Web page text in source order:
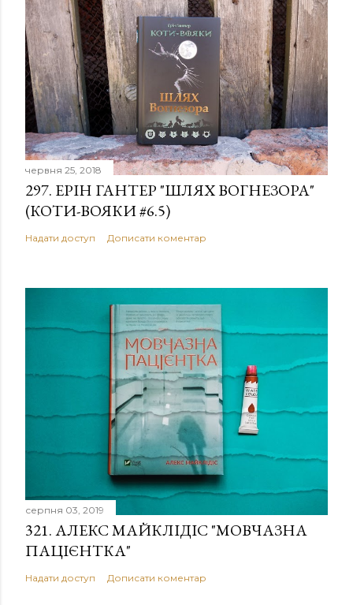
червня 25, 2018
297. ЕРІН ГАНТЕР "ШЛЯХ ВОГНЕЗОРА"
(КОТИ-ВОЯКИ #6.5)
Надати доступ Дописати коментар
серпня 03, 2019
321. АЛЕКС МАЙКЛІДІС "МОВЧАЗНА
ПАЦІЄНТКА"
Надати доступ Дописати коментар